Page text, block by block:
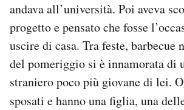
andava all’università. Poi aveva
progetto e pensato che fosse
uscire di casa. Tra feste, barbecue
del pomeriggio si è innamorata di
straniero poco più giovane di lei.
sposati e hanno una figlia, una